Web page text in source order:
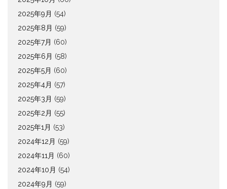
2025年9月 (54)
2025年8月 (59)
2025年7月 (60)
2025年6月 (58)
2025年5月 (60)
2025年4月 (57)
2025年3月 (59)
2025年2月 (55)
2025年1月 (53)
2024年12月 (59)
2024年11月 (60)
2024年10月 (54)
2024年9月 (59)